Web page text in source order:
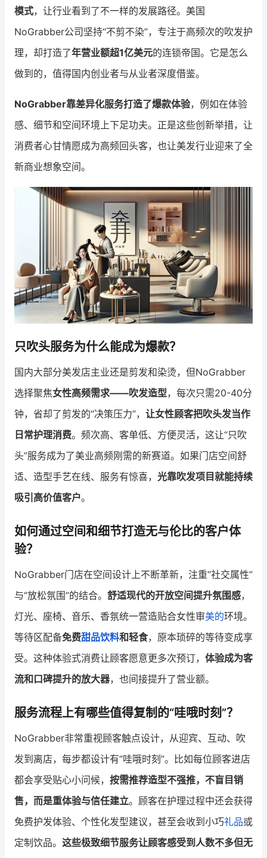
私域课程 新零售内参
增长俱乐部 有赞商盟
合作共进
入驻有赞 认证代理商
设计服务商
数据通服务
模式，让行业看到了不一样的发展路径。美国
NoGrabber公司坚持“不剪不染”，专注于高频次的吹发护
理，却打造了年营业额超1亿美元的连锁帝国。它是怎么
做到的，值得国内创业者与从业者深度借鉴。
NoGrabber靠差异化服务打造了爆款体验，例如在体验
感、细节和空间环境上下足功夫。正是这些创新举措，让
消费者心甘情愿成为高频回头客，也让美发行业迎来了全
新商业想象空间。
只吹头服务为什么能成为爆款？
国内大部分美发店主业还是剪发和染烫，但NoGrabber
选择聚焦女性高频需求——吹发造型，每次只需20-40分
钟，省却了剪发的“决策压力”， 让女性顾客把吹头发当作
日常护理消费。频次高、客单低、方便灵活，这让“只吹
头”服务成为了美业高频刚需的新赛道。如果门店空间舒
适、造型手艺在线、服务有惊喜， 光靠吹发项目就能持续
吸引高价值客户。
如何通过空间和细节打造无与伦比的客户体
验？
NoGrabber门店在空间设计上不断革新，注重“社交属性”
与“放松氛围”的结合。 舒适现代的开放空间提升氛围感，
灯光、座椅、音乐、香氛统一营造贴合女性审美的环境。
等待区配备免费甜品饮料和轻食，原本琐碎的等待变成享
受。这种体验式消费让顾客愿意更多次预订， 体验成为客
流和口碑提升的放大器，也间接提升了营业额。
服务流程上有哪些值得复制的“哇哦时刻”？
NoGrabber非常重视顾客触点设计，从迎宾、互动、吹
发到离店，每步都设计有“哇哦时刻”。比如每位顾客进店
都会享受贴心小问候， 按需推荐造型不强推，不盲目销
售，而是重体验与信任建立。顾客在护理过程中还会获得
免费护发体验、个性化发型建议，甚至会收到小巧礼品或
定制饮品。 这些极致细节服务让顾客感受到人数不多但无